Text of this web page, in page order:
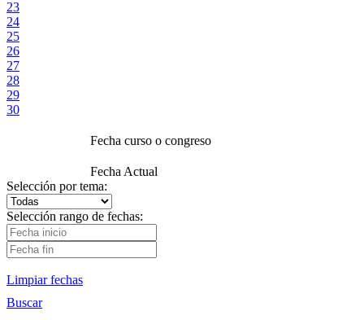
23
24
25
26
27
28
29
30
Fecha curso o congreso
Fecha Actual
Selección por tema:
Selección rango de fechas:
Limpiar fechas
Buscar